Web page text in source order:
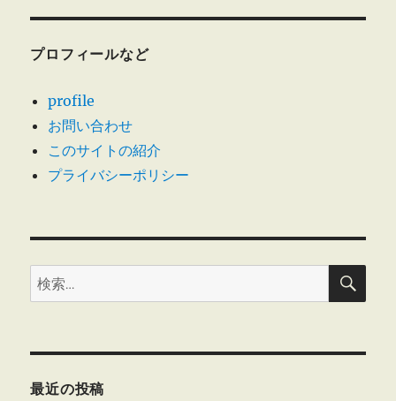
ン
プロフィールなど
profile
お問い合わせ
このサイトの紹介
プライバシーポリシー
検
索:
検
最近の投稿